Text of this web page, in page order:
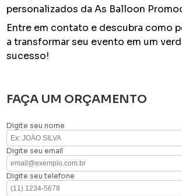
personalizados da As Balloon
Entre em contato e descubra como
a transformar seu evento em um
sucesso!
FAÇA UM ORÇAMENTO
Digite seu nome
Digite seu email
Digite seu telefone